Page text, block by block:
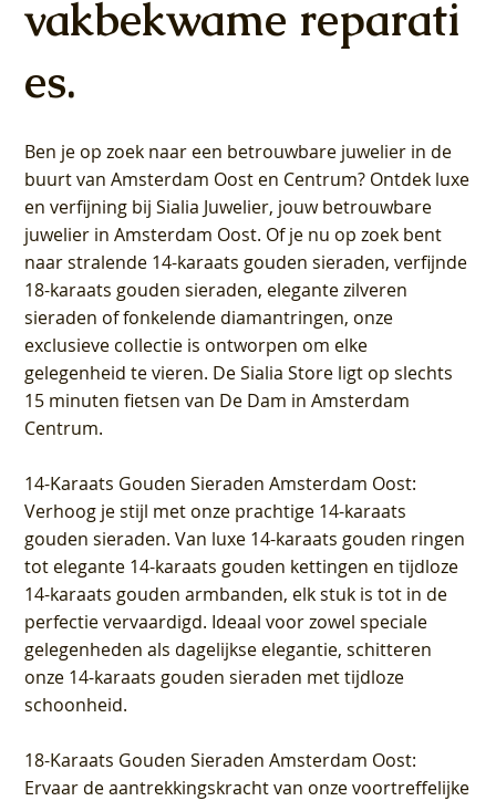
vakbekwame reparati
es.
Ben je op zoek naar een betrouwbare juwelier in de
buurt van Amsterdam Oost en Centrum? Ontdek luxe
en verfijning bij Sialia Juwelier, jouw betrouwbare
juwelier in Amsterdam Oost. Of je nu op zoek bent
naar stralende 14-karaats gouden sieraden, verfijnde
18-karaats gouden sieraden, elegante zilveren
sieraden of fonkelende diamantringen, onze
exclusieve collectie is ontworpen om elke
gelegenheid te vieren. De Sialia Store ligt op slechts
15 minuten fietsen van De Dam in Amsterdam
Centrum.
14-Karaats Gouden Sieraden Amsterdam Oost:
Verhoog je stijl met onze prachtige 14-karaats
gouden sieraden. Van luxe 14-karaats gouden ringen
tot elegante 14-karaats gouden kettingen en tijdloze
14-karaats gouden armbanden, elk stuk is tot in de
perfectie vervaardigd. Ideaal voor zowel speciale
gelegenheden als dagelijkse elegantie, schitteren
onze 14-karaats gouden sieraden met tijdloze
schoonheid.
18-Karaats Gouden Sieraden Amsterdam Oost:
Ervaar de aantrekkingskracht van onze voortreffelijke